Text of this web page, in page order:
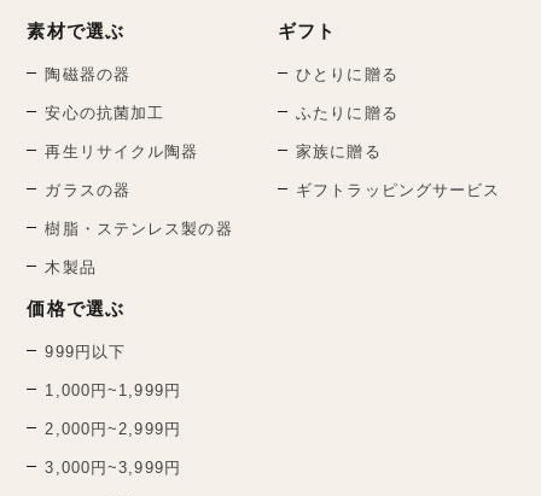
素材で選ぶ
陶磁器の器
安心の抗菌加工
再生リサイクル陶器
ガラスの器
樹脂・ステンレス製の器
木製品
価格で選ぶ
999円以下
1,000円~1,999円
2,000円~2,999円
3,000円~3,999円
ギフト
ひとりに贈る
ふたりに贈る
家族に贈る
ギフトラッピングサービス